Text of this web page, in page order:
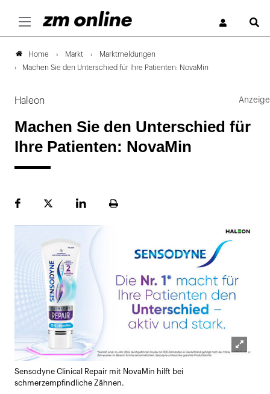
Home Markt
Marktmeldungen
Machen Sie den Unterschied für Ihre Patienten: NovaMin
Haleon
Machen Sie den Unterschied für
Ihre Patienten: NovaMin
FacebookPlattformLinekdInSeite
Sensodyne Clinical Repair mit NovaMin hilft bei
schmerzempfindliche Zähnen.